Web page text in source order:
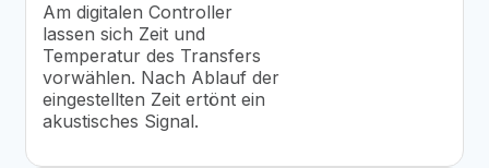
Am digitalen Controller
lassen sich Zeit und
Temperatur des Transfers
vorwählen. Nach Ablauf der
eingestellten Zeit ertönt ein
akustisches Signal.